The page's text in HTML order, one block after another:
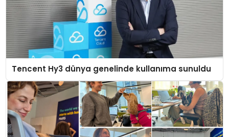
Tencent Hy3 dünya genelinde kullanıma sunuldu